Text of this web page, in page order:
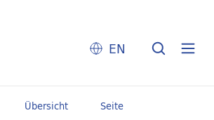
EN
Übersicht Seite